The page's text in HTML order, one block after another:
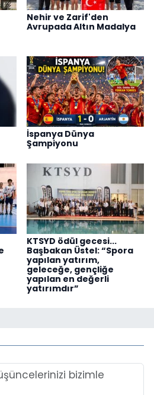
Nehir ve Zarif'den
Avrupada Altın Madalya
İspanya Dünya
Şampiyonu
KTSYD ödül gecesi...
Başbakan Üstel: “Spora
yapılan yatırım,
geleceğe, gençliğe
yapılan en değerli
yatırımdır”